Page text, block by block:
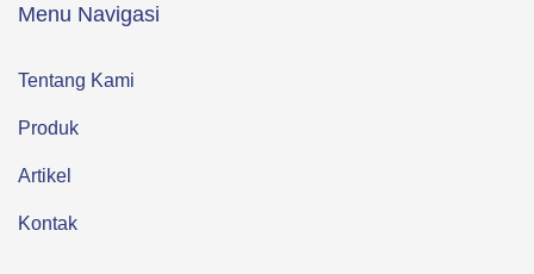
Menu Navigasi
Tentang Kami
Produk
Artikel
Kontak